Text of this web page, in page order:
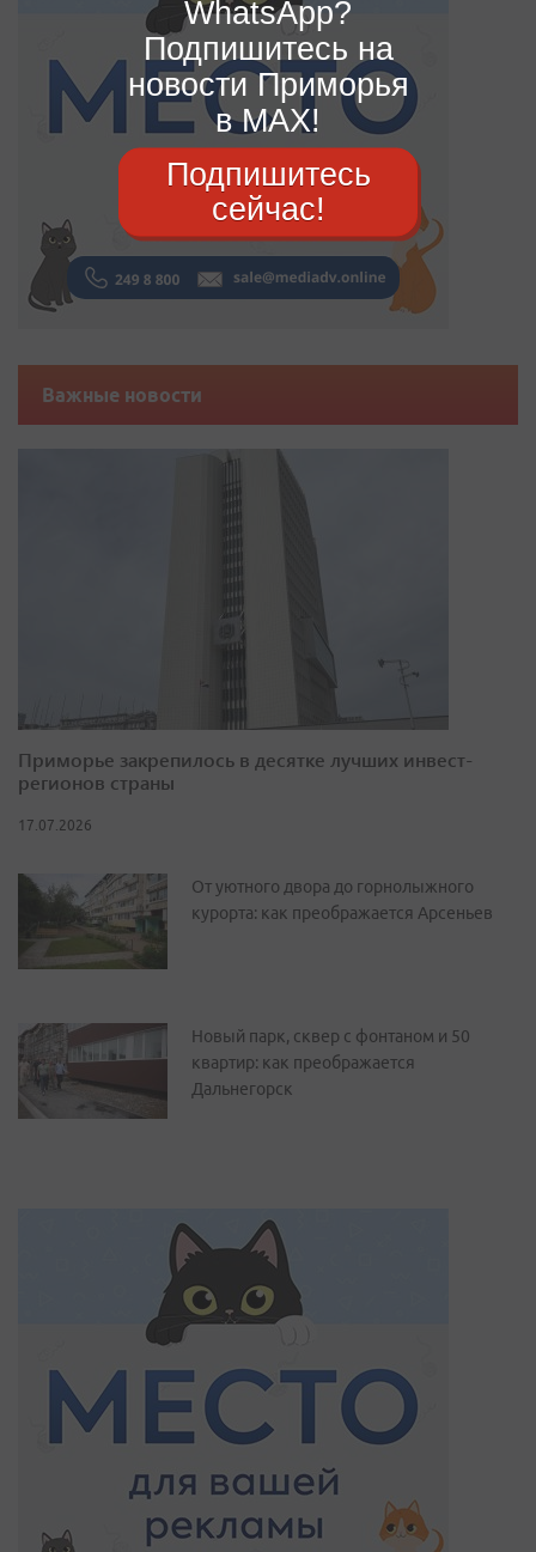
Важные новости
Приморье закрепилось в десятке лучших инвест-
регионов страны
17.07.2026
От уютного двора до горнолыжного
курорта: как преображается Арсеньев
Новый парк, сквер с фонтаном и 50
квартир: как преображается
Дальнегорск
WhatsApp?
Подпишитесь на
новости Приморья
в MAX!
Подпишитесь
сейчас!